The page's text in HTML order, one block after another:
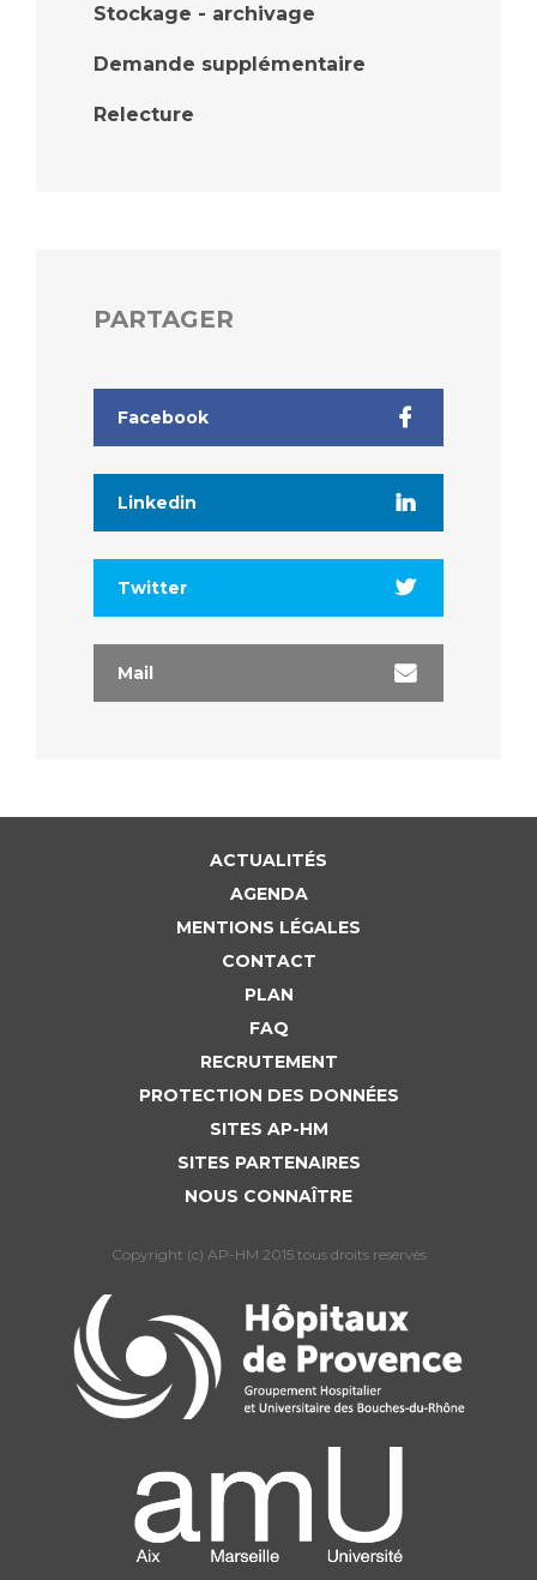
Stockage - archivage
Demande supplémentaire
Relecture
PARTAGER
Facebook
Linkedin
Twitter
Mail
ACTUALITÉS
AGENDA
MENTIONS LÉGALES
CONTACT
PLAN
FAQ
RECRUTEMENT
PROTECTION DES DONNÉES
SITES AP-HM
SITES PARTENAIRES
NOUS CONNAÎTRE
Copyright (c) AP-HM 2015 tous droits reservés